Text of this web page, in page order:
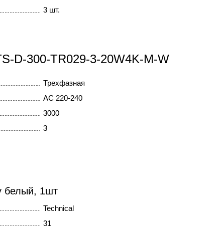
3 шт.
D-300-TR029-3-20W4K-M-W
Трехфазная
AC 220-240
3000
3
белый, 1шт
Technical
31